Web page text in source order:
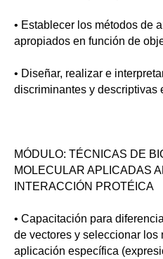
• Establecer los métodos de
apropiados en función de
• Diseñar, realizar e
discriminantes y descriptivas
MÓDULO: TÉCNICAS DE
MOLECULAR APLICADAS
INTERACCIÓN PROTÉICA
• Capacitación para
de vectores y seleccionar los
aplicación específica